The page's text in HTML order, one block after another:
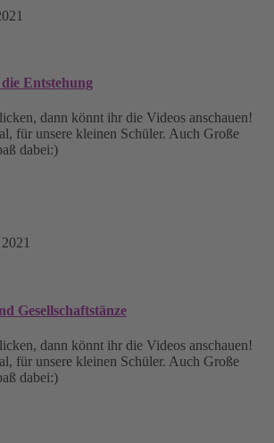
Entstehung
dann könnt ihr die Videos anschauen!
für unsere kleinen Schüler. Auch Große
dabei:)
Gesellschaftstänze
dann könnt ihr die Videos anschauen!
für unsere kleinen Schüler. Auch Große
dabei:)